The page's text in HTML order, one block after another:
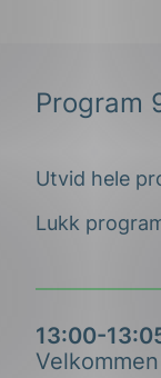
Program
Utvid hele
Lukk
13:00-
Velkommen